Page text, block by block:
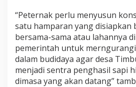
“Peternak perlu menyusun
satu hamparan yang disiapkan
bersama-sama atau lahannya
pemerintah untuk
dalam budidaya agar desa
menjadi sentra penghasil sapi
dimasa yang akan datang”